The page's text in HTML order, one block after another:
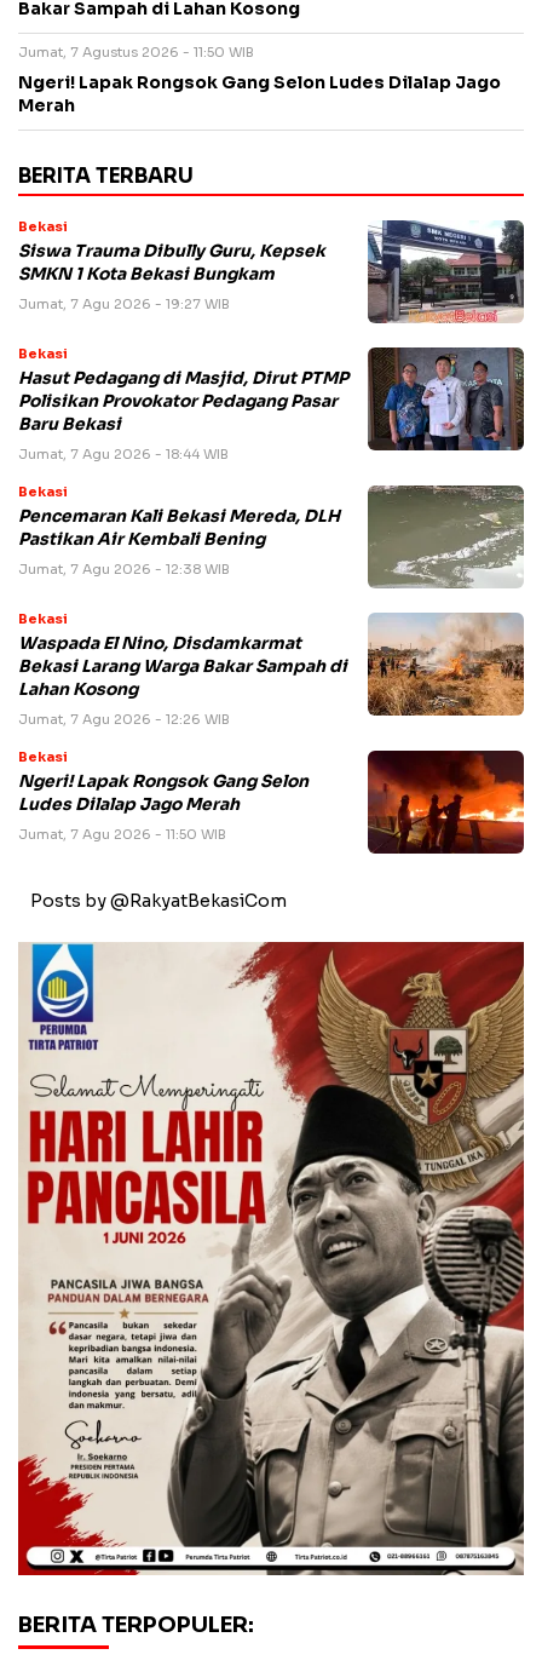
Bakar Sampah di Lahan Kosong
Jumat, 7 Agustus 2026 - 11:50 WIB
Ngeri! Lapak Rongsok Gang Selon Ludes Dilalap Jago
Merah
BERITA TERBARU
Bekasi
Siswa Trauma Dibully Guru, Kepsek
SMKN 1 Kota Bekasi Bungkam
Jumat, 7 Agu 2026 - 19:27 WIB
Bekasi
Hasut Pedagang di Masjid, Dirut PTMP
Polisikan Provokator Pedagang Pasar
Baru Bekasi
Jumat, 7 Agu 2026 - 18:44 WIB
Bekasi
Pencemaran Kali Bekasi Mereda, DLH
Pastikan Air Kembali Bening
Jumat, 7 Agu 2026 - 12:38 WIB
Bekasi
Waspada El Nino, Disdamkarmat
Bekasi Larang Warga Bakar Sampah di
Lahan Kosong
Jumat, 7 Agu 2026 - 12:26 WIB
Bekasi
Ngeri! Lapak Rongsok Gang Selon
Ludes Dilalap Jago Merah
Jumat, 7 Agu 2026 - 11:50 WIB
Posts by @RakyatBekasiCom
BERITA TERPOPULER: